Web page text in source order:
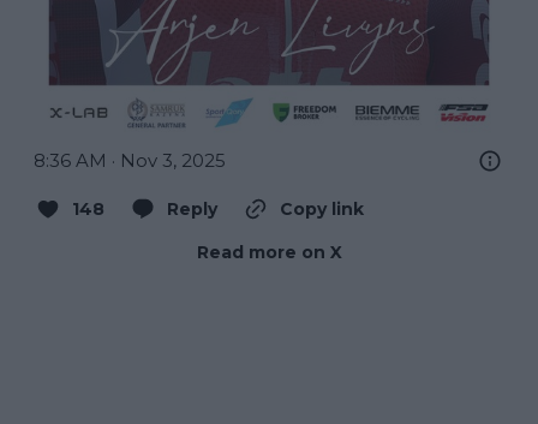
8:36 AM · Nov 3, 2025
148 Reply
Copy link
Read more on X